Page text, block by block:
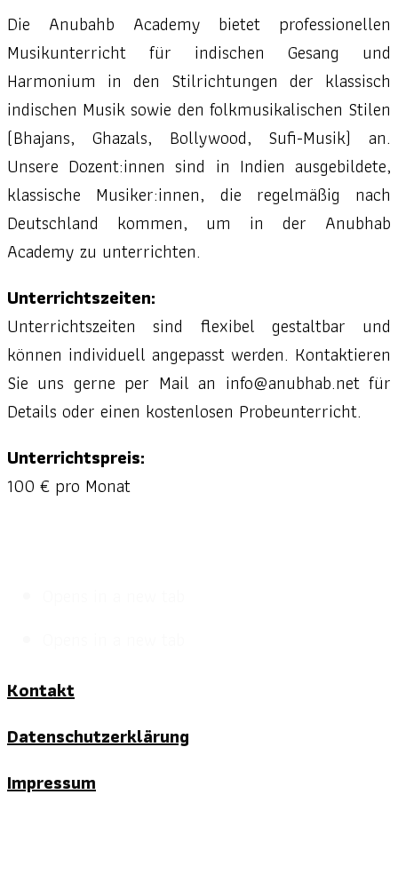
Die Anubahb Academy bietet professionellen
Musikunterricht für indischen Gesang und
Harmonium in den Stilrichtungen der klassisch
indischen Musik sowie den folkmusikalischen Stilen
(Bhajans, Ghazals, Bollywood, Sufi-Musik) an.
Unsere Dozent:innen sind in Indien ausgebildete,
klassische Musiker:innen, die regelmäßig nach
Deutschland kommen, um in der Anubhab
Academy zu unterrichten.
Unterrichtszeiten:
Unterrichtszeiten sind flexibel gestaltbar und
können individuell angepasst werden. Kontaktieren
Sie uns gerne per Mail an info@anubhab.net für
Details oder einen kostenlosen Probeunterricht.
Unterrichtspreis:
100 € pro Monat
Kontakt
Datenschutzerklärung
Impressum